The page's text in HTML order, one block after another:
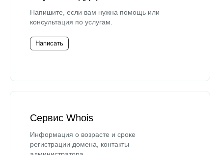
Напишите, если вам нужна помощь или
консультация по услугам.
Написать
Сервис Whois
Информация о возрасте и сроке
регистрации домена, контакты